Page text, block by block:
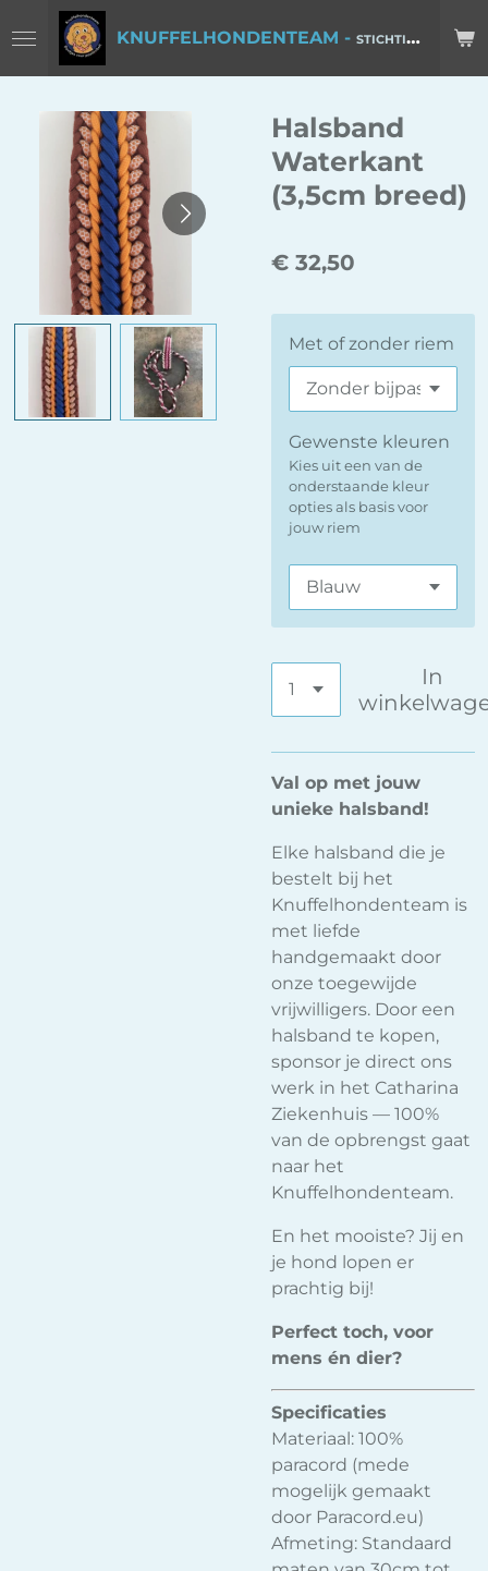
direct
naar
hoofdinhoud
KNUFFELHONDENTEAM - STICHTING POOTJES VOOR POSITIVITEIT
Halsband
Waterkant
(3,5cm breed)
€ 32,50
Met of zonder riem
Gewenste kleuren
Kies uit een van de
onderstaande kleur
opties als basis voor
jouw riem
In
Val op met jouw
unieke halsband!
Elke halsband die je
bestelt bij het
Knuffelhondenteam is
met liefde
handgemaakt door
onze toegewijde
vrijwilligers. Door een
halsband te kopen,
sponsor je direct ons
werk in het Catharina
Ziekenhuis — 100%
van de opbrengst gaat
naar het
Knuffelhondenteam.
En het mooiste? Jij en
je hond lopen er
prachtig bij!
Perfect toch, voor
mens én dier?
Specificaties
Materiaal: 100%
paracord (mede
mogelijk gemaakt
door Paracord.eu)
Afmeting: Standaard